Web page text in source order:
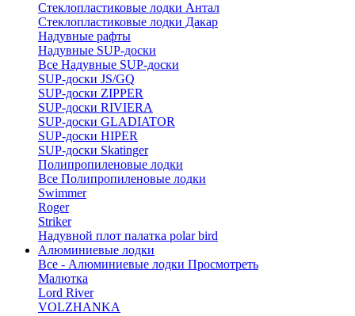
Стеклопластиковые лодки Антал
Стеклопластиковые лодки Дакар
Надувные рафты
Надувные SUP-доски
Все Надувные SUP-доски
SUP-доски JS/GQ
SUP-доски ZIPPER
SUP-доски RIVIERA
SUP-доски GLADIATOR
SUP-доски HIPER
SUP-доски Skatinger
Полипропиленовые лодки
Все Полипропиленовые лодки
Swimmer
Roger
Striker
Надувной плот палатка polar bird
Алюминиевые лодки
Все - Алюминиевые лодки Просмотреть
Малютка
Lord River
VOLZHANKA